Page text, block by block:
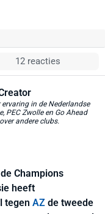
12 reacties
in de Nederlandse
PEC Zwolle en Go Ahead
andere clubs.
Champions
heeft
tegen AZ de tweede